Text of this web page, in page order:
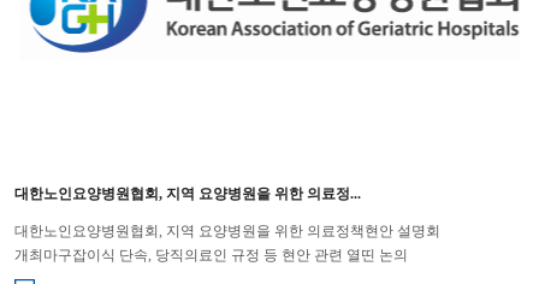
대한노인요양병원협회, 지역 요양병원을 위한 의료정...
대한노인요양병원협회, 지역 요양병원을 위한 의료정책현안 설명회
개최마구잡이식 단속, 당직의료인 규정 등 현안 관련 열띤 논의
이루어져 대한노인요양병원협회(회장 윤해영)는 지난 8일과 15일에 각각 광...